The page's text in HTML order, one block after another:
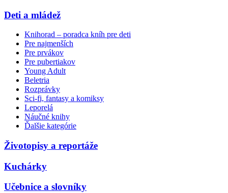
Deti a mládež
Knihorad – poradca kníh pre deti
Pre najmenších
Pre prvákov
Pre pubertiakov
Young Adult
Beletria
Rozprávky
Sci-fi, fantasy a komiksy
Leporelá
Náučné knihy
Ďalšie kategórie
Životopisy a reportáže
Kuchárky
Učebnice a slovníky